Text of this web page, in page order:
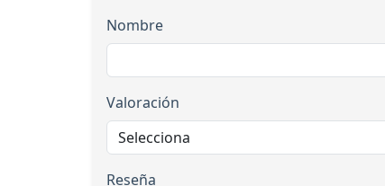
Nombre
Valoración
Reseña